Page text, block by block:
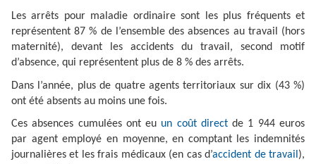
Les arrêts pour maladie ordinaire sont les plus fréquents et
représentent 87 % de l’ensemble des absences au travail (hors
maternité), devant les accidents du travail, second motif
d’absence, qui représentent plus de 8 % des arrêts.
Dans l’année, plus de quatre agents territoriaux sur dix (43 %)
ont été absents au moins une fois.
Ces absences cumulées ont eu un coût directde 1 944 euros
par agent employé en moyenne, en comptant les indemnités
journalières et les frais médicaux (en cas d’accident de travail),